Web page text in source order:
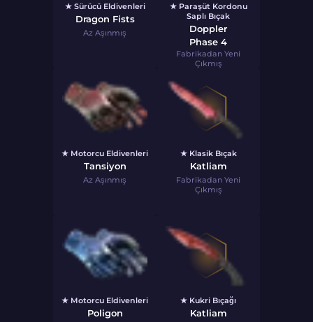
★ Sürücü Eldivenleri
Dragon Fists
Az Aşınmış
★ Paraşüt Kordonu
Saplı Bıçak
Doppler
Phase 4
Fabrikadan Yeni
Çıkmış
★ Motorcu Eldivenleri
Tansiyon
Az Aşınmış
★ Klasik Bıçak
Katliam
Fabrikadan Yeni
Çıkmış
★ Motorcu Eldivenleri
Poligon
★ Kukri Bıçağı
Katliam